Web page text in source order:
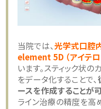
当院では、光学式口腔
element 5D （アイテロ
います。スティック状
をデータ化することで、
ースを作成することが
ライン治療の精度を